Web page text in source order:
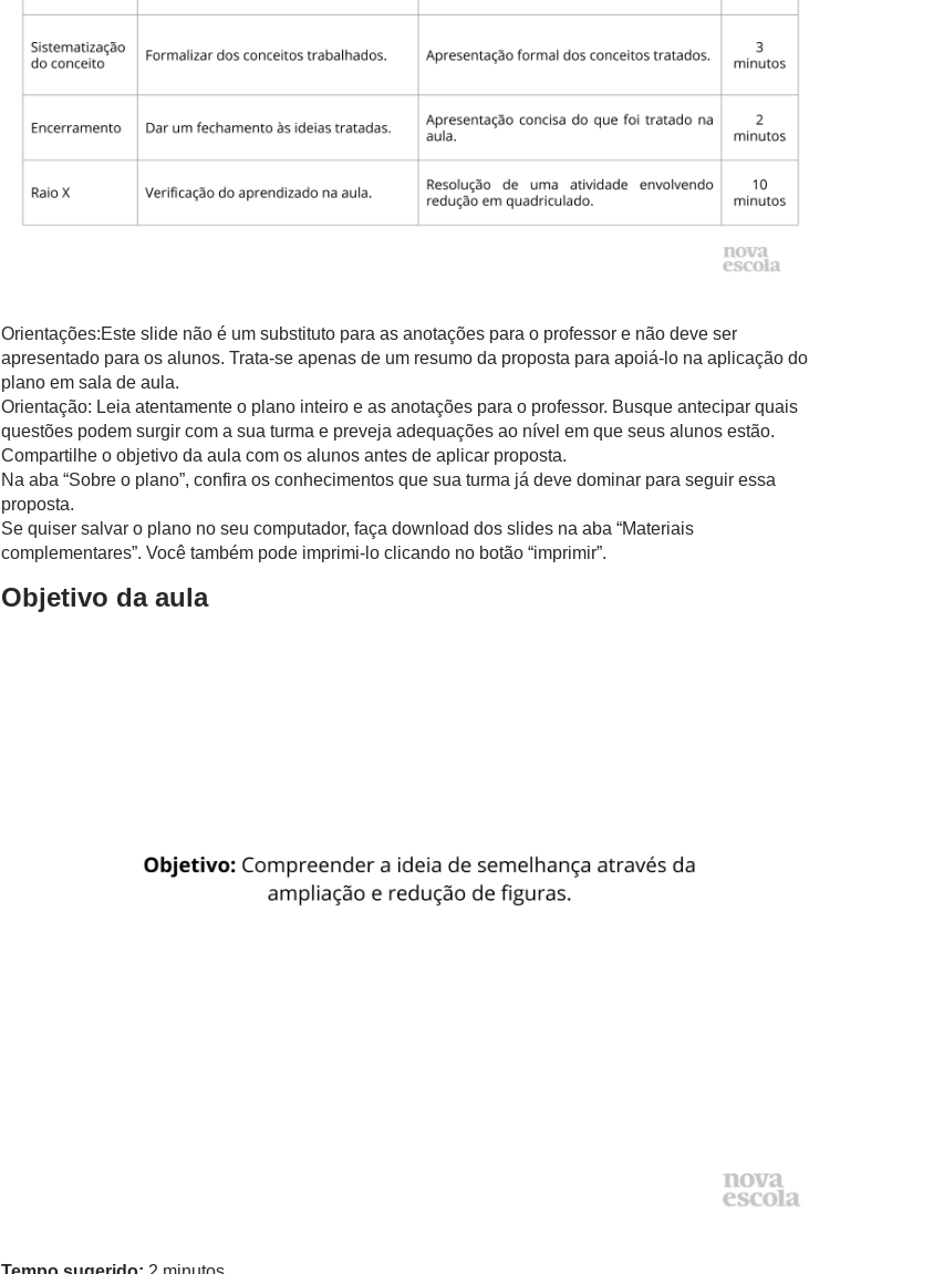
Orientações:Este slide não é um substituto para as anotações para o professor e não deve ser
apresentado para os alunos. Trata-se apenas de um resumo da proposta para apoiá-lo na aplicação do
plano em sala de aula.
Orientação: Leia atentamente o plano inteiro e as anotações para o professor. Busque antecipar quais
questões podem surgir com a sua turma e preveja adequações ao nível em que seus alunos estão.
Compartilhe o objetivo da aula com os alunos antes de aplicar proposta.
Na aba “Sobre o plano”, confira os conhecimentos que sua turma já deve dominar para seguir essa
proposta.
Se quiser salvar o plano no seu computador, faça download dos slides na aba “Materiais
complementares”. Você também pode imprimi-lo clicando no botão “imprimir”.
Objetivo da aula